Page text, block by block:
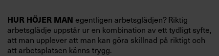
HUR HÖJER MAN egentligen arbetsglädjen? Riktig
arbetsglädje uppstår ur en kombination av ett tydligt syfte,
att man upplever att man kan göra skillnad på riktigt och
att arbetsplatsen känns trygg.